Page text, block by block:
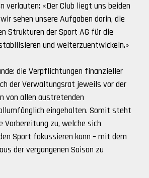
verlauten: «Der Club liegt uns beiden
sehen unsere Aufgaben darin, die
Strukturen der Sport AG für die
und weiterzuentwickeln.»
die Verpflichtungen finanzieller
der Verwaltungsrat jeweils vor der
von allen austretenden
eingehalten. Somit steht
Vorbereitung zu, welche sich
Sport fokussieren kann – mit dem
der vergangenen Saison zu